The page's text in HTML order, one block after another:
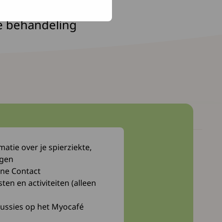
behandeling
Myocafé
Bibliotheek
over je spierziekte,
Contact
en activiteiten (alleen
op het Myocafé